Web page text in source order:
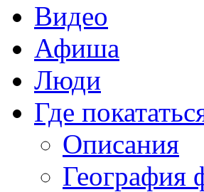
Видео
Афиша
Люди
Где
Описания
География